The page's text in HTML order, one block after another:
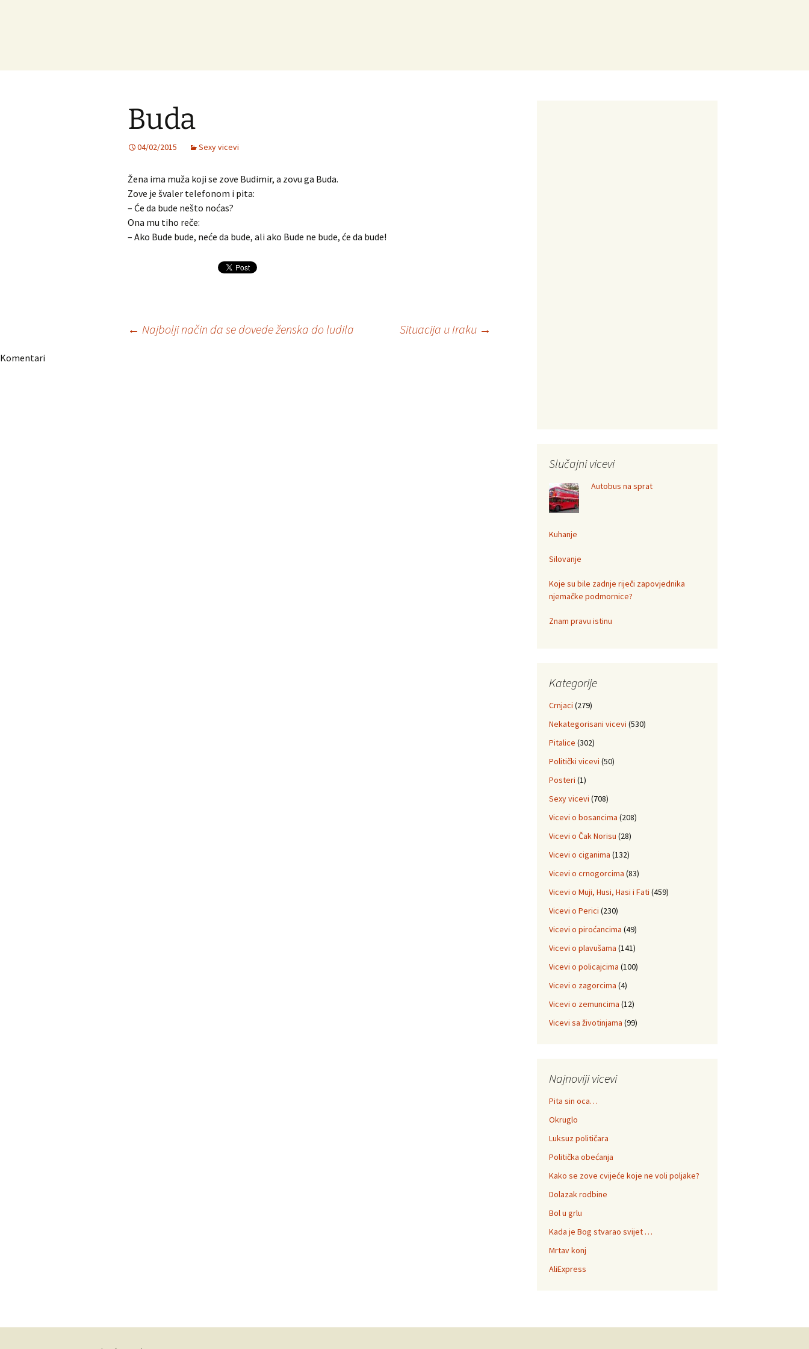
Buda
04/02/2015 Sexy vicevi
Žena ima muža koji se zove Budimir, a zovu ga Buda.
Zove je švaler telefonom i pita:
– Će da bude nešto noćas?
Ona mu tiho reče:
– Ako Bude bude, neće da bude, ali ako Bude ne bude, će da bude!
Navigacija
← Najbolji način da se dovede ženska do ludila Situacija u Iraku →
Komentari
Slučajni vicevi
Autobus na sprat
Kuhanje
Silovanje
Koje su bile zadnje riječi zapovjednika
njemačke podmornice?
Znam pravu istinu
Kategorije
Crnjaci (279)
Nekategorisani vicevi (530)
Pitalice (302)
Politički vicevi (50)
Posteri (1)
Sexy vicevi (708)
Vicevi o bosancima (208)
Vicevi o Čak Norisu (28)
Vicevi o ciganima (132)
Vicevi o crnogorcima (83)
Vicevi o Muji, Husi, Hasi i Fati (459)
Vicevi o Perici (230)
Vicevi o piroćancima (49)
Vicevi o plavušama (141)
Vicevi o policajcima (100)
Vicevi o zagorcima (4)
Vicevi o zemuncima (12)
Vicevi sa životinjama (99)
Najnoviji vicevi
Pita sin oca…
Okruglo
Luksuz političara
Politička obećanja
Kako se zove cvijeće koje ne voli poljake?
Dolazak rodbine
Bol u grlu
Kada je Bog stvarao svijet …
Mrtav konj
AliExpress